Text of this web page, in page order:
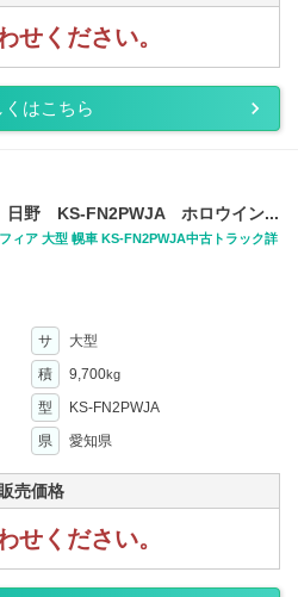
せください。
くはこちら
野 KS-FN2PWJA ホロウイン...
ィア 大型 幌車 KS-FN2PWJA中古トラック詳
サ
大型
積 9,700kg
型
KS-FN2PWJA
県 愛知県
販売価格
せください。